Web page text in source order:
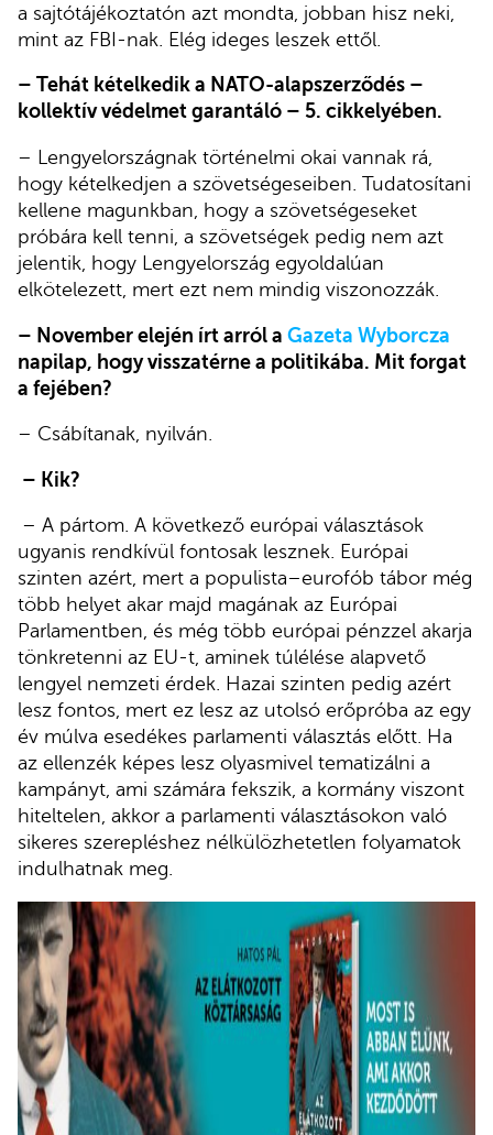
a sajtótájékoztatón azt mondta, jobban hisz neki,
mint az FBI-nak. Elég ideges leszek ettől.
– Tehát kételkedik a NATO-alapszerződés –
kollektív védelmet garantáló – 5. cikkelyében.
– Lengyelországnak történelmi okai vannak rá,
hogy kételkedjen a szövetségeseiben. Tudatosítani
kellene magunkban, hogy a szövetségeseket
próbára kell tenni, a szövetségek pedig nem azt
jelentik, hogy Lengyelország egyoldalúan
elkötelezett, mert ezt nem mindig viszonozzák.
– November elején írt arról a Gazeta Wyborcza
napilap, hogy visszatérne a politikába. Mit forgat
a fejében?
– Csábítanak, nyilván.
– Kik?
– A pártom. A következő európai választások
ugyanis rendkívül fontosak lesznek. Európai
szinten azért, mert a populista–eurofób tábor még
több helyet akar majd magának az Európai
Parlamentben, és még több európai pénzzel akarja
tönkretenni az EU-t, aminek túlélése alapvető
lengyel nemzeti érdek. Hazai szinten pedig azért
lesz fontos, mert ez lesz az utolsó erőpróba az egy
év múlva esedékes parlamenti választás előtt. Ha
az ellenzék képes lesz olyasmivel tematizálni a
kampányt, ami számára fekszik, a kormány viszont
hiteltelen, akkor a parlamenti választásokon való
sikeres szerepléshez nélkülözhetetlen folyamatok
indulhatnak meg.